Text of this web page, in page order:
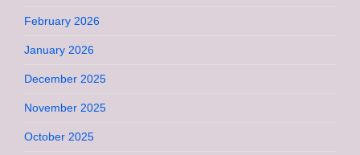
February 2026
January 2026
December 2025
November 2025
October 2025